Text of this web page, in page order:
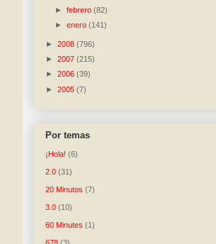
►febrero(82)
►enero(141)
► 2008 (796)
► 2007 (215)
► 2006 (39)
► 2005 (7)
Por temas
¡Hola! (6)
2.0 (31)
20 Minutos (7)
3.0 (10)
60 Minutes (1)